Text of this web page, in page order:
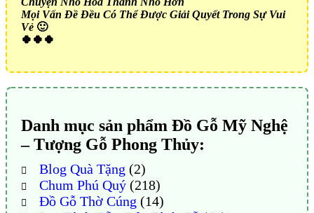
Mọi Vấn Đề Đều Có Thể Được Giải Quyết Trong Sự Vui
Vẻ 🙂
🍀🍀🍀
Danh mục sản phẩm Đồ Gỗ Mỹ Nghệ
– Tượng Gỗ Phong Thủy:
Blog Quà Tặng (2)
Chum Phú Quý(218)
Đồ Gỗ Thờ Cúng (14)